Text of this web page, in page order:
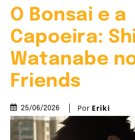
O Bonsai e a
Capoeira:
Watanabe
Friends
25/06/2026 Por Eriki